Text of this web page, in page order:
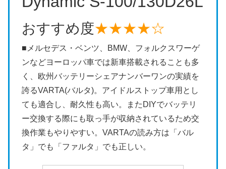
おすすめ度★★★★☆
■メルセデス・ベンツ、BMW、フォルクスワーゲ
ンなどヨーロッパ車では新車搭載されることも多
く、欧州バッテリーシェアナンバーワンの実績を
誇るVARTA(バルタ)。アイドルストップ車用とし
ても適合し、耐久性も高い。またDIYでバッテリ
ー交換する際にも取っ手が収納されているため交
換作業もやりやすい。VARTAの読み方は「バル
タ」でも「ファルタ」でも正しい。